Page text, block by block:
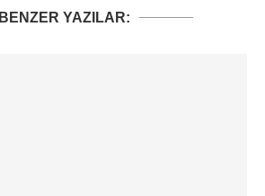
BENZER YAZILAR: